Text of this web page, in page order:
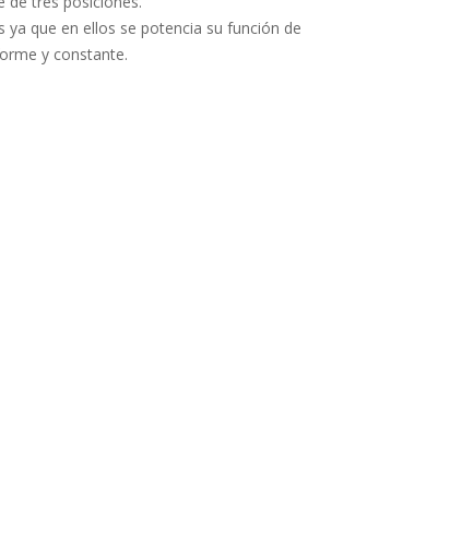
que en ellos se potencia su función de
y constante.